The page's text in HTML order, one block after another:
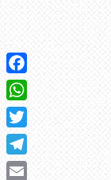
Facebook
WhatsApp
Twitter
Telegram